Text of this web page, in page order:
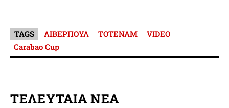
TAGS ΛΙΒΕΡΠΟΥΛ ΤΟΤΕΝΑΜ
VIDEO
Carabao Cup
ΤΕΛΕΥΤΑΙΑ ΝΕΑ